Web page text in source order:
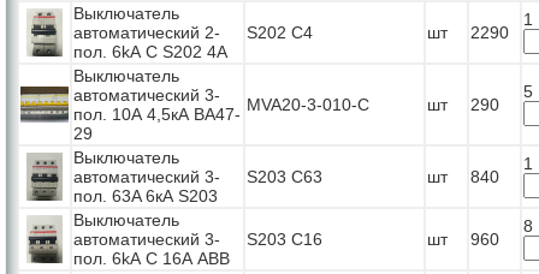
Выключатель
автоматический 2-
пол. 6kА С S202 4А
S202 C4 шт 2290
1
Выключатель
автоматический 3-
пол. 10А 4,5кА ВА47-
29
MVA20-3-010-C шт 290
5
Выключатель
автоматический 3-
пол. 63A 6кА S203
S203 C63 шт 840
1
Выключатель
автоматический 3-
пол. 6kА С 16А ABB
S203 C16 шт 960
8